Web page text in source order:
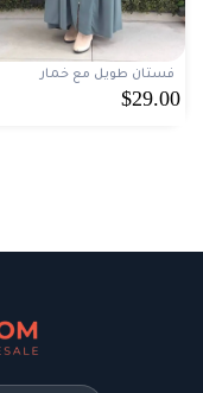
فستان طويل مع خمار
$29.00